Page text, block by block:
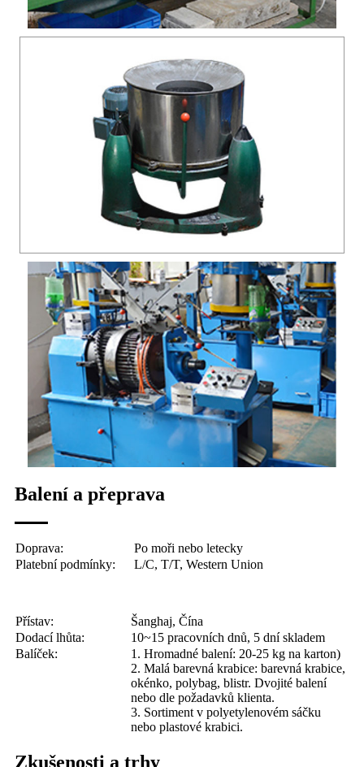
Balení a přeprava
Doprava:
Po moři nebo letecky
Platební podmínky:
L/C, T/T, Western Union
Přístav:
Šanghaj, Čína
Dodací lhůta:
10~15 pracovních dnů, 5 dní skladem
Balíček:
1. Hromadné balení: 20-25 kg na karton)
2. Malá barevná krabice: barevná krabice,
okénko, polybag, blistr. Dvojité balení
nebo dle požadavků klienta.
3. Sortiment v polyetylenovém sáčku
nebo plastové krabici.
Zkušenosti a trhy